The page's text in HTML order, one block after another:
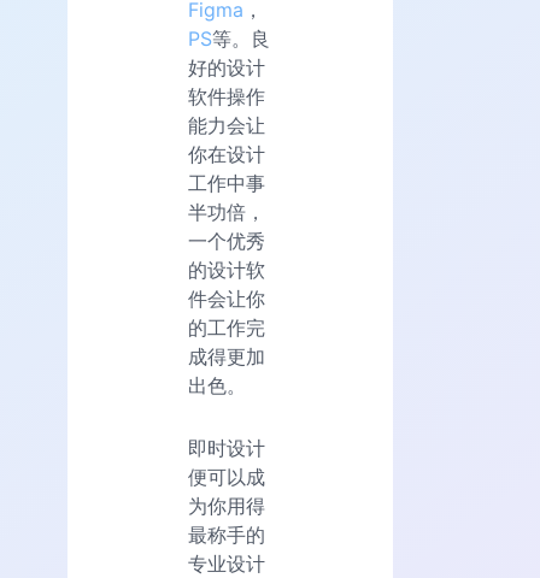
Figma ，
PS等。良
好的设计
软件操作
能力会让
你在设计
工作中事
半功倍，
一个优秀
的设计软
件会让你
的工作完
成得更加
出色。
即时设计
便可以成
为你用得
最称手的
专业设计